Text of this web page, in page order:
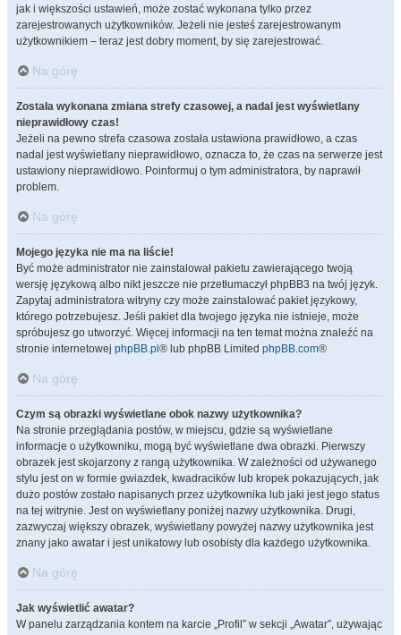
jak i większości ustawień, może zostać wykonana tylko przez
zarejestrowanych użytkowników. Jeżeli nie jesteś zarejestrowanym
użytkownikiem – teraz jest dobry moment, by się zarejestrować.
Na górę
Została wykonana zmiana strefy czasowej, a nadal jest wyświetlany
nieprawidłowy czas!
Jeżeli na pewno strefa czasowa została ustawiona prawidłowo, a czas
nadal jest wyświetlany nieprawidłowo, oznacza to, że czas na serwerze jest
ustawiony nieprawidłowo. Poinformuj o tym administratora, by naprawił
problem.
Na górę
Mojego języka nie ma na liście!
Być może administrator nie zainstalował pakietu zawierającego twoją
wersję językową albo nikt jeszcze nie przetłumaczył phpBB3 na twój język.
Zapytaj administratora witryny czy może zainstalować pakiet językowy,
którego potrzebujesz. Jeśli pakiet dla twojego języka nie istnieje, może
spróbujesz go utworzyć. Więcej informacji na ten temat można znaleźć na
stronie internetowej phpBB.pl ® lub phpBB Limited phpBB.com®
Na górę
Czym są obrazki wyświetlane obok nazwy użytkownika?
Na stronie przeglądania postów, w miejscu, gdzie są wyświetlane
informacje o użytkowniku, mogą być wyświetlane dwa obrazki. Pierwszy
obrazek jest skojarzony z rangą użytkownika. W zależności od używanego
stylu jest on w formie gwiazdek, kwadracików lub kropek pokazujących, jak
dużo postów zostało napisanych przez użytkownika lub jaki jest jego status
na tej witrynie. Jest on wyświetlany poniżej nazwy użytkownika. Drugi,
zazwyczaj większy obrazek, wyświetlany powyżej nazwy użytkownika jest
znany jako awatar i jest unikatowy lub osobisty dla każdego użytkownika.
Na górę
Jak wyświetlić awatar?
W panelu zarządzania kontem na karcie „Profil” w sekcji „Awatar”, używając